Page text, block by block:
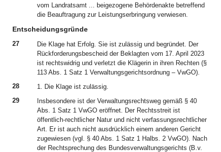
vom Landratsamt ... beigezogene Behördenakte betreffend
die Beauftragung zur Leistungserbringung verwiesen.
Entscheidungsgründe
27
Die Klage hat Erfolg. Sie ist zulässig und begründet. Der
Rückforderungsbescheid der Beklagten vom 17. April 2023
ist rechtswidrig und verletzt die Klägerin in ihren Rechten (§
113 Abs. 1 Satz 1 Verwaltungsgerichtsordnung – VwGO).
28
1. Die Klage ist zulässig.
29
Insbesondere ist der Verwaltungsrechtsweg gemäß § 40
Abs. 1 Satz 1 VwGO eröffnet. Der Rechtsstreit ist
öffentlich-rechtlicher Natur und nicht verfassungsrechtlicher
Art. Er ist auch nicht ausdrücklich einem anderen Gericht
zugewiesen (vgl. § 40 Abs. 1 Satz 1 Halbs. 2 VwGO). Nach
der Rechtsprechung des Bundesverwaltungsgerichts (B.v.